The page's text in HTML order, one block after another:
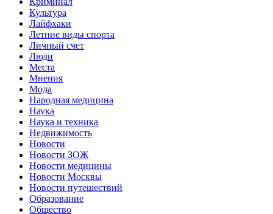
Культура
Лайфхаки
Летние виды спорта
Личный счет
Люди
Места
Мнения
Мода
Народная медицина
Наука
Наука и техника
Недвижимость
Новости
Новости ЗОЖ
Новости медицины
Новости Москвы
Новости путешествий
Образование
Общество